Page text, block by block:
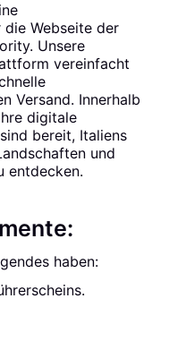
die Webseite der
Unsere
vereinfacht
Versand. Innerhalb
digitale
bereit, Italiens
und
entdecken.
haben: